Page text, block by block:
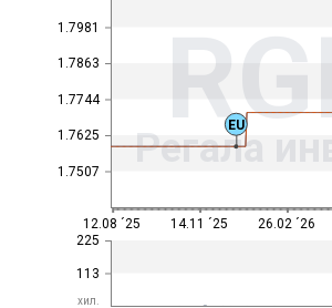
1.7507
1.7625
1.7744
1.7863
1.7981
Регала
хил.
113
225
12.08 ´25 14.11 ´25 26.02 ´26
EU